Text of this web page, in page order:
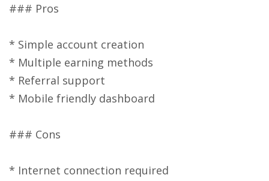
### Pros
* Simple account creation
* Multiple earning methods
* Referral support
* Mobile friendly dashboard
### Cons
* Internet connection required